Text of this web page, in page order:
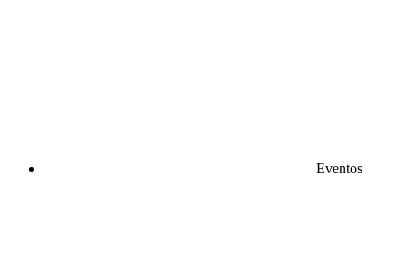
Eventos